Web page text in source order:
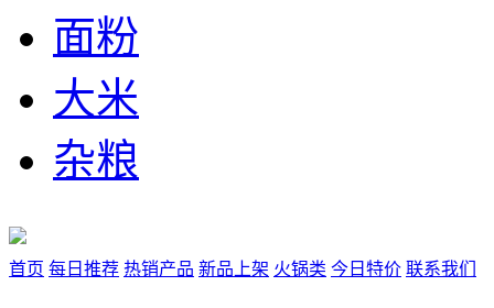
面粉
大米
杂粮
首页 每日推荐 热销产品 新品上架 火锅类 今日特价 联系我们